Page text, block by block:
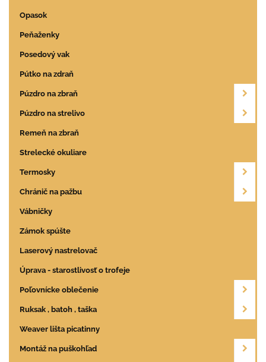
Opasok
Peňaženky
Posedový vak
Pútko na zdraň
Púzdro na zbraň
Púzdro na strelivo
Remeň na zbraň
Strelecké okuliare
Termosky
Chránič na pažbu
Vábničky
Zámok spúšte
Laserový nastrelovač
Úprava - starostlivosť o trofeje
Poľovnícke oblečenie
Ruksak , batoh , taška
Weaver lišta picatinny
Montáž na puškohľad